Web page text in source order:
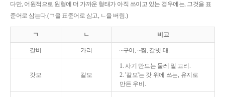
다만, 어원적으로 원형에 더 가까운 형태가 아직 쓰이고 있는 경우에는, 그것을 표
준어로 삼는다.(ㄱ을 표준어로 삼고, ㄴ을 버림.)
ㄱ ㄴ 비고
갈비 가리 ~구이, ~찜, 갈빗-대.
갓모 갈모
1. 사기 만드는 물레 밑 고리.
2. '갈모'는 갓 위에 쓰는, 유지로
만든 우비.